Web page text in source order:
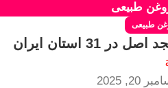
طبیعی
طبیعی
استان ایران
2025